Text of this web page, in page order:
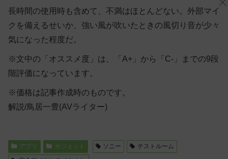
長時間の使用時も含めて、不満はほとんどない。外部マイ
クを備えるせいか、強い風が吹いたときの風切り音が少々
気になった程度だ。
※文中の「オススメ度」は、「A+」から「C-」までの9段
階評価になっています。
※価格は記事作成時のものです。
解説/鳥居一豊(AVライター)
アプリ ガジェット ソニー
テストルーム